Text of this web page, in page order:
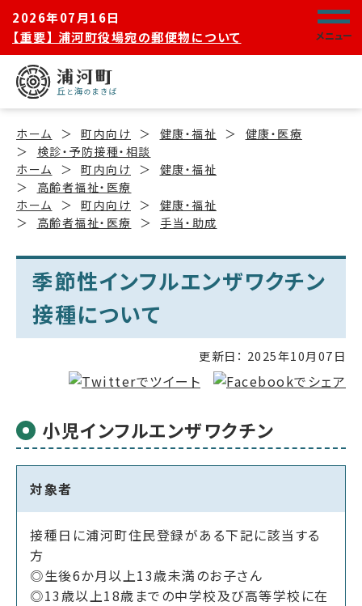
2026年07月16日
【重要】 浦河町役場宛の郵便物について
メニュー
ホーム 町内向け 健康・福祉
健康・医療
検診・予防接種・相談
ホーム
町内向け
健康・福祉
高齢者福祉・医療
ホーム
町内向け
健康・福祉
高齢者福祉・医療
手当・助成
季節性インフルエンザワクチン
接種について
更新日： 2025年10月07日
小児インフルエンザワクチン
対象者
接種日に浦河町住民登録がある下記に該当する
方
◎生後6か月以上13歳未満のお子さん
◎13歳以上18歳までの中学校及び高等学校に在